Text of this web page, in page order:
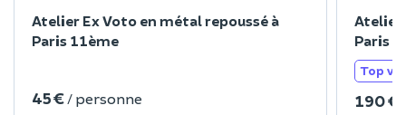
Atelier Ex Voto en métal repoussé à
Paris 11ème
45 € / personne
Atelier
Paris
Top
190 €